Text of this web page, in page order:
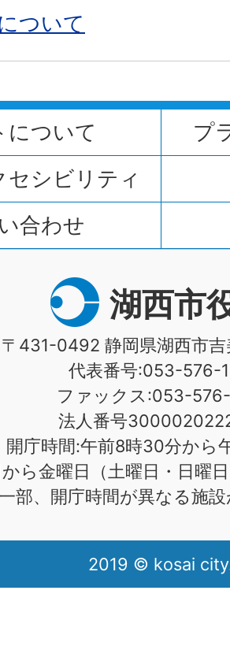
ついて
について
プ
セシビリティ
合わせ
湖西市
〒431-0492 静岡県湖西市
代表番号:053-576-
ファックス:053-576-
法人番号
開庁時間:午前8時30分から
ら金曜日（土曜日・日曜
部、開庁時間が異なる施
2019 © kosai